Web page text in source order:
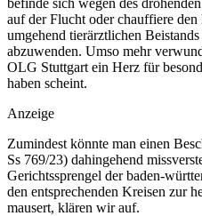
auf der Flucht oder chauffiere
umgehend tierärztlichen
abzuwenden. Umso mehr
OLG Stuttgart ein Herz für
haben scheint.
Anzeige
Zumindest könnte man einen
Ss 769/23) dahingehend
Gerichtssprengel der baden-
den entsprechenden Kreisen zur
mausert, klären wir auf.